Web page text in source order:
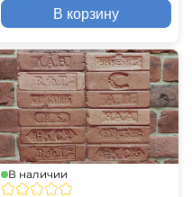
В корзину
В наличии